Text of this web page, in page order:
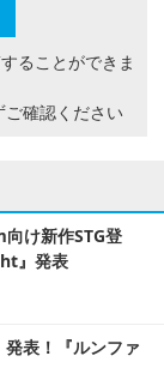
ることができま
ご確認ください
け新作STG登
』発表
表！『ルンファ